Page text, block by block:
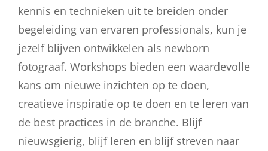
kennis en technieken uit te breiden onder
begeleiding van ervaren professionals, kun je
jezelf blijven ontwikkelen als newborn
fotograaf. Workshops bieden een waardevolle
kans om nieuwe inzichten op te doen,
creatieve inspiratie op te doen en te leren van
de best practices in de branche. Blijf
nieuwsgierig, blijf leren en blijf streven naar